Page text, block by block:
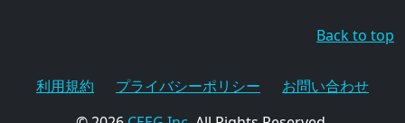
Back to top
利用規約 プライバシーポリシー
お問い合わせ